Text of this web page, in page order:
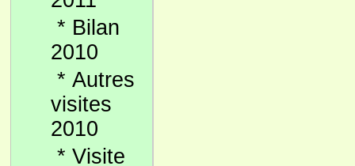
* Bilan
2010
* Autres
visites
2010
* Visite